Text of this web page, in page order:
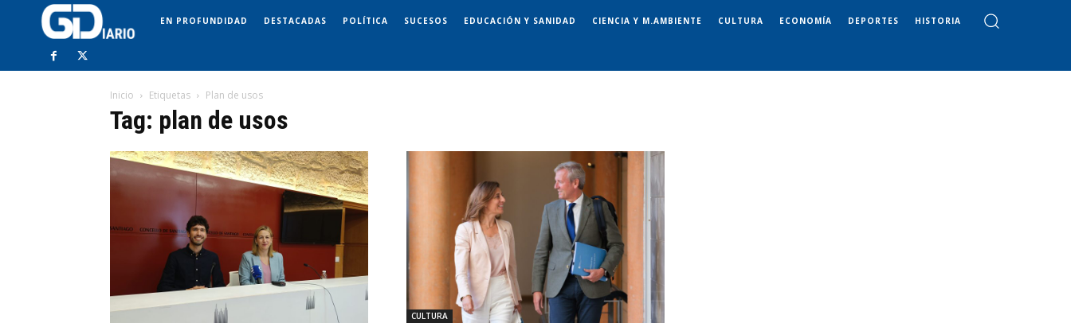
EN PROFUNDIDAD DESTACADAS POLÍTICA SUCESOS EDUCACIÓN Y SANIDAD CIENCIA Y M.AMBIENTE CULTURA ECONOMÍA DEPORTES HISTORIA
Inicio Etiquetas Plan de usos
Tag: plan de usos
CULTURA